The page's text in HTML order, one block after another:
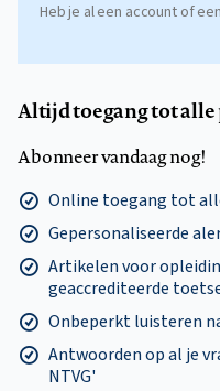
Heb je al een account of
Altijd toegang tot
Abonneer vandaag nog!
Online toegang tot
Gepersonaliseerde
Artikelen voor
geaccrediteerde
Onbeperkt luisteren
Antwoorden op al je
NTVG'